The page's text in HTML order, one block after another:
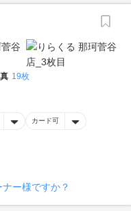
19枚
カード可
ー様ですか？